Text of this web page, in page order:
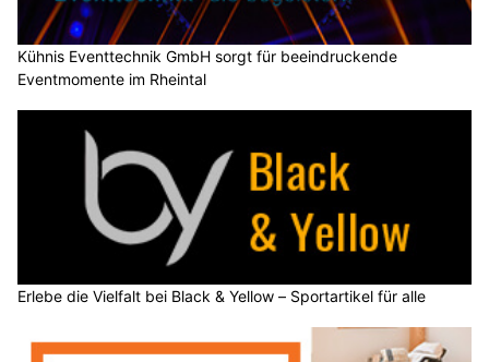
Kühnis Eventtechnik GmbH sorgt für beeindruckende
Eventmomente im Rheintal
Erlebe die Vielfalt bei Black & Yellow – Sportartikel für alle